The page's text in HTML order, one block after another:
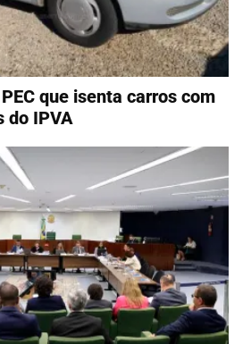
que isenta carros com
do IPVA